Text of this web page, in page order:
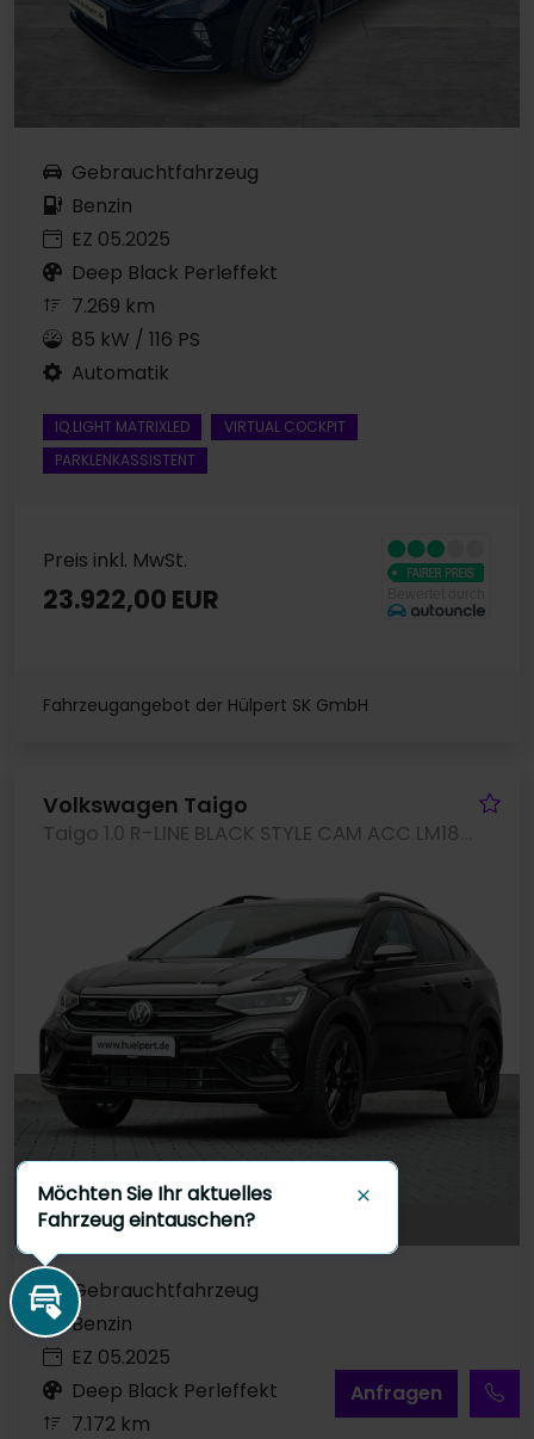
Anfragen
Gebrauchtfahrzeug
Benzin
EZ 05.2025
Deep Black Perleffekt
7.269 km
85 kW / 116 PS
Automatik
IQ.LIGHT MATRIXLED
VIRTUAL COCKPIT
PARKLENKASSISTENT
Preis inkl. MwSt.
23.922,00 EUR
Fahrzeugangebot der Hülpert SK GmbH
Volkswagen Taigo
Taigo 1.0 R-LINE BLACK STYLE CAM ACC LM18 NAVI
Gebrauchtfahrzeug
Benzin
EZ 05.2025
Deep Black Perleffekt
7.172 km
Inzahlungnahme
Möchten Sie Ihr aktuelles
Fahrzeug eintauschen?
Schließen